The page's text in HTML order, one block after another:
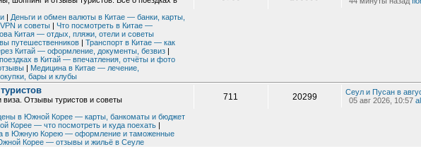
| Деньги и обмен валюты в Китае — банки, карты,
и советы | Что посмотреть в Китае —
Китая — отдых, пляжи, отели и советы
путешественников | Транспорт в Китае — как
Китай — оформление, документы, безвиз |
в Китай — впечатления, отчёты и фото
| Медицина в Китае — лечение,
бары и клубы
Отзывы туристов и советы
в Южной Корее — карты, банкоматы и бюджет
Корее — что посмотреть и куда поехать |
в Южную Корею — оформление и таможенные
Корее — отзывы и жильё в Сеуле
711 20299
Сеул и Пусан в
05 авг 2026, 10:57